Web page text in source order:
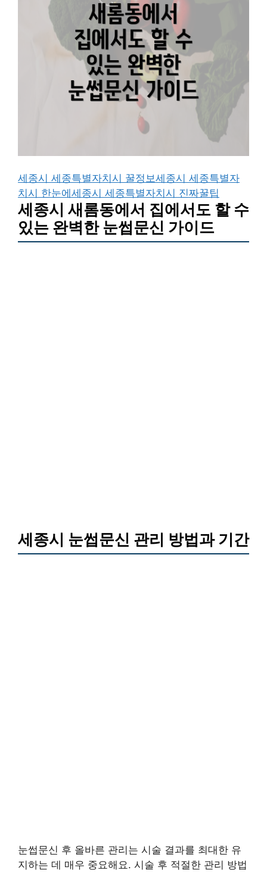
세종시 세종특별자치시 꿀정보세종시 세종특별자
치시 한눈에세종시 세종특별자치시 진짜꿀팁
세종시 새롬동에서 집에서도 할 수
있는 완벽한 눈썹문신 가이드
세종시 눈썹문신 관리 방법과 기간
눈썹문신 후 올바른 관리는 시술 결과를 최대한 유
지하는 데 매우 중요해요. 시술 후 적절한 관리 방법